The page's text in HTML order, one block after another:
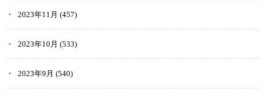
2023年11月 (457)
2023年10月 (533)
2023年9月 (540)